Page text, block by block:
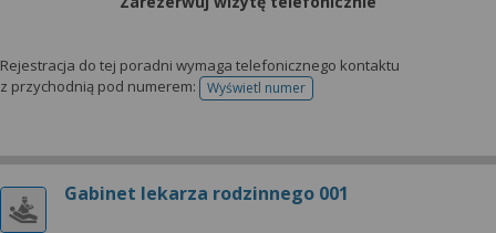
Rejestracja do tej poradni wymaga telefonicznego kontaktu
z przychodnią pod numerem:
Wyświetl numertelefonu do rejestracji
Gabinet lekarza rodzinnego 001